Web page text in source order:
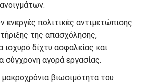
ενεργές πολιτικές αντιμετώπισης
της απασχόλησης,
ισχυρό δίχτυ ασφαλείας και
σύγχρονη αγορά εργασίας.
μακροχρόνια βιωσιμότητα του